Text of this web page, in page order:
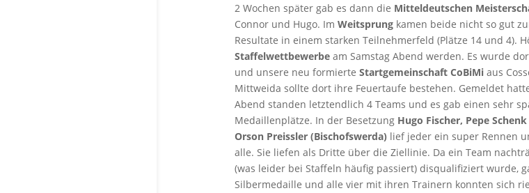
2 Wochen später gab es dann die Mitteldeutschen
Connor und Hugo. Im Weitsprungkamen beide nicht so gut
Resultate in einem starken Teilnehmerfeld (Plätze 14 und 4).
Staffelwettbewerbeam Samstag Abend werden. Es wurde
und unsere neu formierte Startgemeinschaft CoBiMiaus
Mittweida sollte dort ihre Feuertaufe bestehen. Gemeldet
Abend standen letztendlich 4 Teams und es gab einen sehr
Medaillenplätze. In der Besetzung Hugo Fischer, Pepe
Orson Preissler (Bischofswerda) lief jeder ein super Rennen
alle. Sie liefen als Dritte über die Ziellinie. Da ein Team
(was leider bei Staffeln häufig passiert) disqualifiziert wurde,
Silbermedaille und alle vier mit ihren Trainern konnten sich